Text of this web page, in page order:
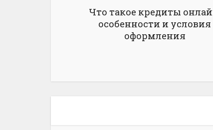
Что такое кредиты
особенности и условия
оформления